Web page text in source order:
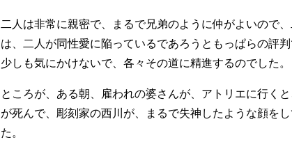
二人は非常に親密で、まるで兄弟のように仲がよいので
は、二人が同性愛に陥っているであろうともっぱらの評
少しも気にかけないで、各々その道に精進するのでした。
ところが、ある朝、雇われの婆さんが、アトリエに行く
が死んで、彫刻家の西川が、まるで失神したような顔を
た。